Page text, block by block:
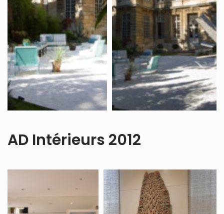
AD Intérieurs 2012